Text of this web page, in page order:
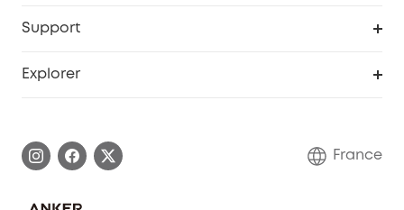
Support
Explorer
Communauté eufy Security
France